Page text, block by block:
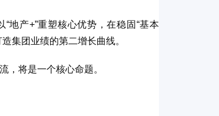
地产+”重塑核心优势，在稳固“基本
集团业绩的第二增长曲线。
，将是一个核心命题。